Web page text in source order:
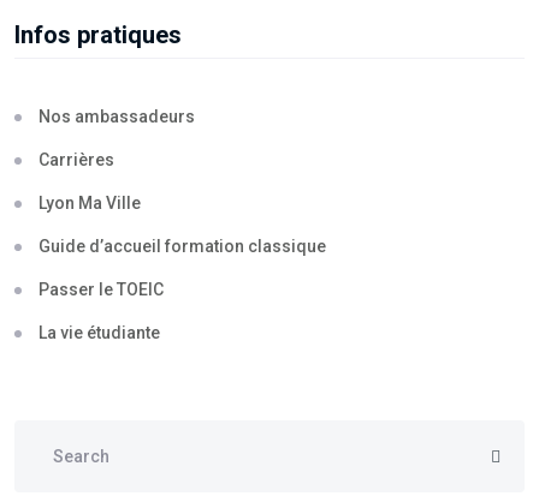
Infos pratiques
Nos ambassadeurs
Carrières
Lyon Ma Ville
Guide d’accueil formation classique
Passer le TOEIC
La vie étudiante